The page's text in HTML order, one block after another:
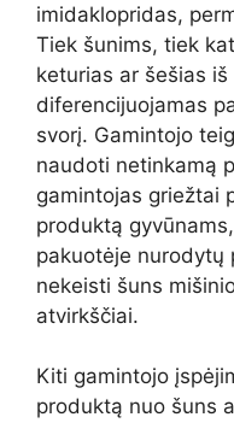
imidaklopridas,
Tiek šunims, tiek
keturias ar šešias
diferencijuojamas
svorį. Gamintojo
naudoti netinkamą
gamintojas griežtai
produktą
pakuotėje nurodytų
nekeisti šuns
atvirkščiai.
Kiti gamintojo
produktą nuo šuns